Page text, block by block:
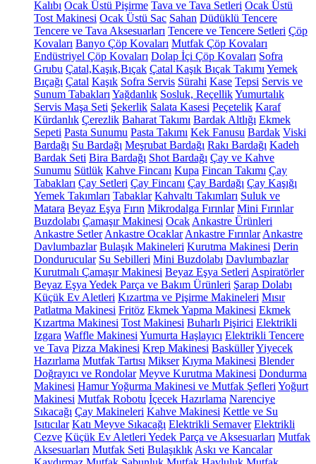
Kalıbı Ocak Üstü Pişirme Tava ve Tava Setleri Ocak Üstü
Tost Makinesi Ocak Üstü Sac Sahan Düdüklü Tencere
Tencere ve Tava Aksesuarları Tencere ve Tencere Setleri Çöp
Kovaları Banyo Çöp Kovaları Mutfak Çöp Kovaları
Endüstriyel Çöp Kovaları Dolap İçi Çöp Kovaları Sofra
Grubu Çatal,Kaşık,Bıçak Çatal Kaşık Bıçak Takımı Yemek
Bıçağı Çatal Kaşık Sofra Servis Sürahi Kase Tepsi Servis ve
Sunum Tabakları Yağdanlık Sosluk, ReçellikYumurtalık
Servis Maşa Seti Şekerlik Salata Kasesi Peçetelik Karaf
Kürdanlık Çerezlik Baharat Takımı Bardak Altlığı Ekmek
Sepeti Pasta Sunumu Pasta Takımı Kek Fanusu Bardak Viski
Bardağı Su Bardağı Meşrubat Bardağı Rakı Bardağı Kadeh
Bardak Seti Bira Bardağı Shot Bardağı Çay ve Kahve
Sunumu Sütlük Kahve Fincanı Kupa Fincan Takımı Çay
Tabakları Çay Setleri Çay Fincanı Çay Bardağı Çay Kaşığı
Yemek Takımları Tabaklar Kahvaltı Takımları Suluk ve
Matara Beyaz Eşya Fırın Mikrodalga Fırınlar Mini Fırınlar
Buzdolabı Çamaşır Makinesi Ocak Ankastre Ürünleri
Ankastre Setler Ankastre Ocaklar Ankastre Fırınlar Ankastre
Davlumbazlar Bulaşık Makineleri Kurutma Makinesi Derin
Dondurucular Su Sebilleri Mini Buzdolabı Davlumbazlar
Kurutmalı Çamaşır Makinesi Beyaz Eşya Setleri Aspiratörler
Beyaz Eşya Yedek Parça ve Bakım Ürünleri Şarap Dolabı
Küçük Ev Aletleri Kızartma ve Pişirme Makineleri Mısır
Patlatma Makinesi Fritöz Ekmek Yapma Makinesi Ekmek
Kızartma Makinesi Tost Makinesi Buharlı Pişirici Elektrikli
Izgara Waffle Makinesi Yumurta Haşlayıcı Elektrikli Tencere
ve Tava Pizza Makinesi Krep Makinesi BasküllerYiyecek
Hazırlama Mutfak Tartısı Mikser Kıyma Makinesi Blender
Doğrayıcı ve Rondolar Meyve Kurutma Makinesi Dondurma
Makinesi Hamur Yoğurma Makinesi ve Mutfak Şefleri Yoğurt
Makinesi Mutfak Robotu İçecek Hazırlama Narenciye
Sıkacağı Çay Makineleri Kahve Makinesi Kettle ve Su
Isıtıcılar Katı Meyve Sıkacağı Elektrikli Semaver Elektrikli
Cezve Küçük Ev Aletleri Yedek Parça ve Aksesuarları Mutfak
Aksesuarları Mutfak Seti Bulaşıklık Askı ve Kancalar